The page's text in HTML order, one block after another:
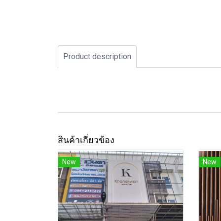
Product description
สินค้าเกี่ยวข้อง
New New